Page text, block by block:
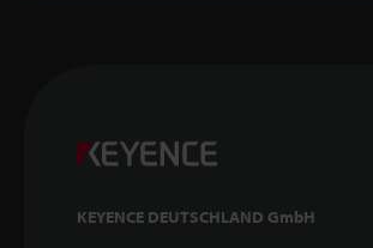
KEYENCE DEUTSCHLAND GmbH